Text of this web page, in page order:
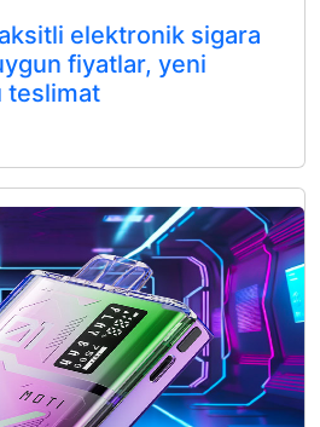
elektronik sigara
fiyatlar, yeni
teslimat